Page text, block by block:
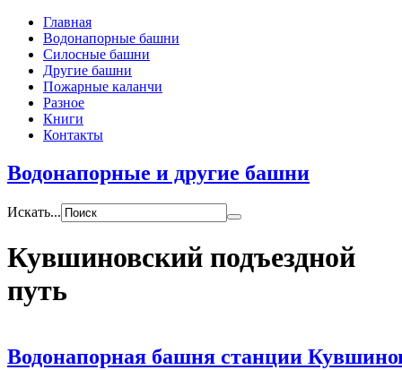
Главная
Водонапорные башни
Силосные башни
Другие башни
Пожарные каланчи
Разное
Книги
Контакты
Водонапорные и другие башни
Искать...
Кувшиновский подъездной
путь
Водонапорная башня станции